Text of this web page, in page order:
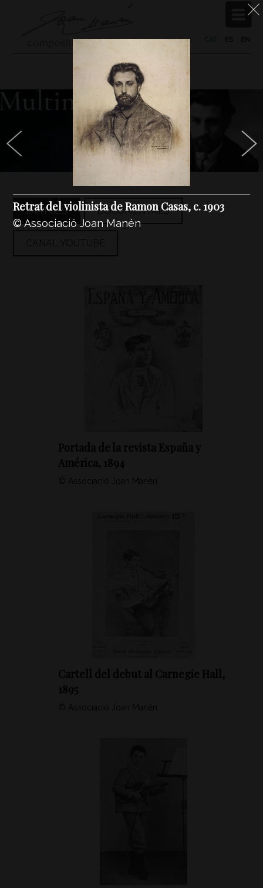
Retrat del violinista de Ramon Casas, c. 1903
© Associació Joan Manén
IMATGES DOCUMENTALS
Portada de la revista España y
América, 1894
© Associació Joan Manén
Cartell del debut al Carnegie Hall,
1895
© Associació Joan Manén